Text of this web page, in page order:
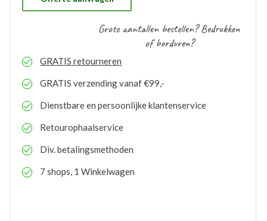
Grote aantallen bestellen? Bedrukken
of borduren?
GRATIS retourneren
GRATIS verzending vanaf €99,-
Dienstbare en persoonlijke klantenservice
Retourophaalservice
Div. betalingsmethoden
7 shops, 1 Winkelwagen